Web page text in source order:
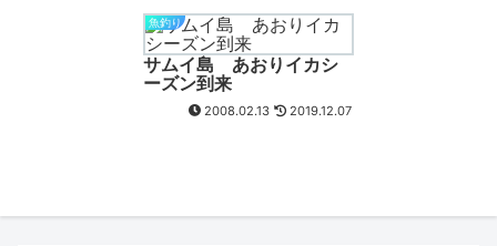
魚釣り
サムイ島 あおりイカシ
ーズン到来
2008.02.13 2019.12.07